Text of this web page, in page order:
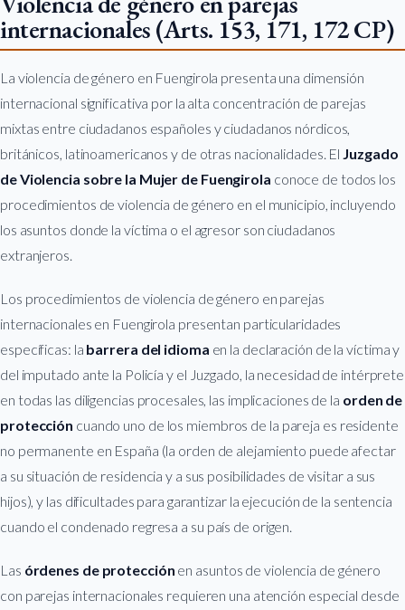
internacionales (Arts. 153, 171, 172 CP)
La violencia de género en Fuengirola presenta una dimensión
internacional significativa por la alta concentración de parejas
mixtas entre ciudadanos españoles y ciudadanos nórdicos,
británicos, latinoamericanos y de otras nacionalidades. El Juzgado
de Violencia sobre la Mujer de Fuengirola conoce de todos los
procedimientos de violencia de género en el municipio, incluyendo
los asuntos donde la víctima o el agresor son ciudadanos
extranjeros.
Los procedimientos de violencia de género en parejas
internacionales en Fuengirola presentan particularidades
específicas: la barrera del idioma en la declaración de la víctima y
del imputado ante la Policía y el Juzgado, la necesidad de intérprete
en todas las diligencias procesales, las implicaciones de la orden de
protección cuando uno de los miembros de la pareja es residente
no permanente en España (la orden de alejamiento puede afectar
a su situación de residencia y a sus posibilidades de visitar a sus
hijos), y las dificultades para garantizar la ejecución de la sentencia
cuando el condenado regresa a su país de origen.
Las órdenes de protección en asuntos de violencia de género
con parejas internacionales requieren una atención especial desde